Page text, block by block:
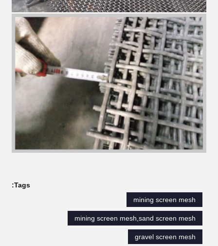
Tags:
mining screen mesh
mining screen mesh,sand screen mesh
gravel screen mesh